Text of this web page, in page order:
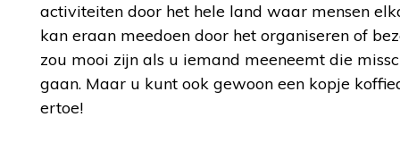
activiteiten door het hele land waar mensen
kan eraan meedoen door het organiseren of
zou mooi zijn als u iemand meeneemt die
gaan. Maar u kunt ook gewoon een kopje
ertoe!